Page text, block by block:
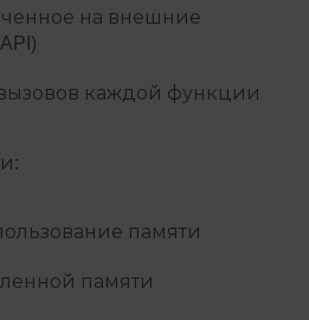
на внешние
каждой функции
памяти
памяти